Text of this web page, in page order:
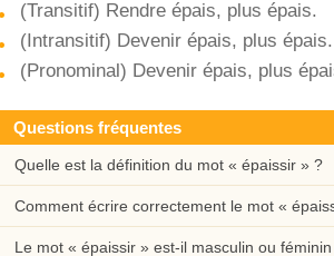
(Transitif) Rendre épais, plus épais.
(Intransitif) Devenir épais, plus épais.
(Pronominal) Devenir épais, plus
Questions fréquentes
Quelle est la définition du mot « épaissir » ?
Comment écrire correctement le mot «
Le mot « épaissir » est-il masculin ou